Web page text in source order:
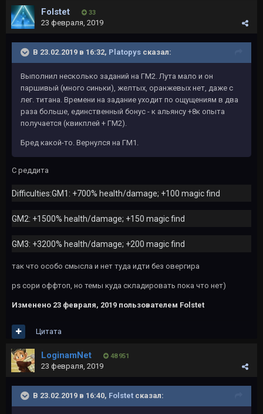
Folstet 33
23 февраля, 2019
В 23.02.2019 в 16:32, Platopys сказал:
Выполнил несколько заданий на ГМ2. Лута мало и он
паршивый (много синьки), желтых, оранжевых нет, даже с
лег. титана. Времени на задание уходит по ощущениям в два
раза больше, единственный бонус - к альянсу +8к опыта
получается (квикплей + ГМ2).
Бред какой-то. Вернулся на ГМ1.
С реддита
Difficulties:GM1: +700% health/damage; +100 magic find
GM2: +1500% health/damage; +150 magic find
GM3: +3200% health/damage; +200 magic find
так что особо смысла и нет туда идти без овергира
ps сори оффтоп, но темы куда складировать пока что нет)
Изменено 23 февраля, 2019 пользователем Folstet
Цитата
LoginamNet 48 951
23 февраля, 2019
В 23.02.2019 в 16:40, Folstet сказал: